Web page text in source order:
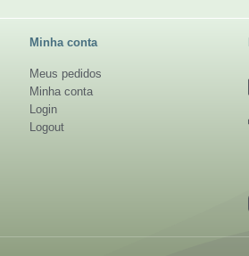
Minha conta
Meus pedidos
Minha conta
Login
Logout